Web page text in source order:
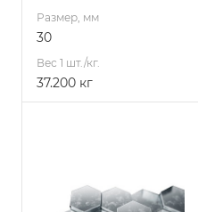
Размер, мм
30
Вес 1 шт./кг.
37.200 кг